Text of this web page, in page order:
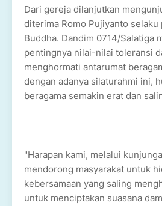
Dari gereja dilanjutkan
diterima Romo Pujiyanto selaku
Buddha. Dandim 0714/Salatiga
pentingnya nilai-nilai toleransi
menghormati antarumat
dengan adanya silaturahmi ini,
beragama semakin erat dan
"Harapan kami, melalui
mendorong masyarakat untuk
kebersamaan yang saling
untuk menciptakan suasana